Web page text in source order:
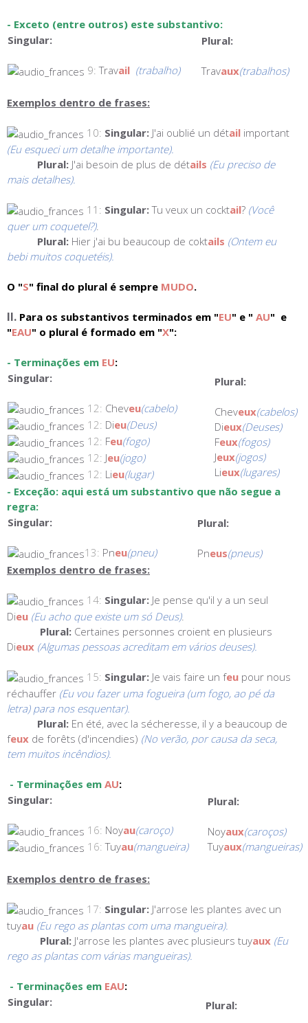
- Exceto (entre outros) este substantivo:
Singular:
9: Travail (trabalho)
Plural:
Travaux(trabalhos)
Exemplos dentro de frases:
10: Singular: J'ai oublié un détail important
(Eu esqueci um detalhe importante).
Plural: J'ai besoin de plus de détails (Eu preciso de
mais detalhes).
11: Singular:Tu veux un cocktail? (Você
quer um coquetel?).
Plural: Hier j'ai bu beaucoup de coktails (Ontem eu
bebi muitos coquetéis).
O "S" final do plural é sempre MUDO.
II. Para os substantivos terminados em "EU" e " AU" e
"EAU" o plural é formado em "X":
- Terminações em EU:
Singular:
12: Cheveu(cabelo)
12: Dieu(Deus)
12: Feu(fogo)
12: Jeu(jogo)
12: Lieu(lugar)
Plural:
Cheveux(cabelos)
Dieux(Deuses)
Feux(fogos)
Jeux(jogos)
Lieux(lugares)
- Exceção: aqui está um substantivo que não segue a
regra:
Singular:
13: Pneu(pneu)
Plural:
Pneus(pneus)
Exemplos dentro de frases:
14: Singular: Je pense qu'il y a un seul
Dieu (Eu acho que existe um só Deus).
Plural: Certaines personnes croient en plusieurs
Dieux (Algumas pessoas acreditam em vários deuses).
15: Singular: Je vais faire un feu pour nous
réchauffer (Eu vou fazer uma fogueira (um fogo, ao pé da
letra) para nos esquentar).
Plural: En été, avec la sécheresse, il y a beaucoup de
feux de forêts (d'incendies) (No verão, por causa da seca,
tem muitos incêndios).
- Terminações em AU:
Singular:
16: Noyau(caroço)
16: Tuyau(mangueira)
Plural:
Noyaux(caroços)
Tuyaux(mangueiras)
Exemplos dentro de frases:
17: Singular: J'arrose les plantes avec un
tuyau (Eu rego as plantas com uma mangueira).
Plural: J'arrose les plantes avec plusieurs tuyaux (Eu
rego as plantas com várias mangueiras).
- Terminações em EAU:
Singular:
Plural: